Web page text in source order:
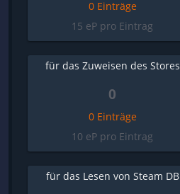
0 Einträge
15 eP pro Eintrag
für das Zuweisen des Stores
0
0 Einträge
10 eP pro Eintrag
für das Lesen von Steam DB